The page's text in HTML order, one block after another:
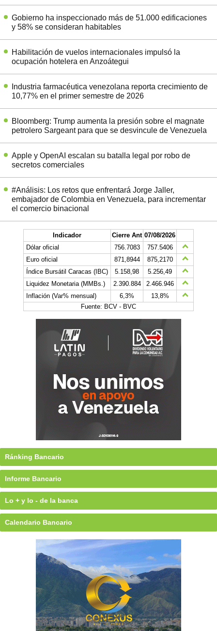
Gobierno ha inspeccionado más de 51.000 edificaciones
y 58% se consideran habitables
Habilitación de vuelos internacionales impulsó la
ocupación hotelera en Anzoátegui
Industria farmacéutica venezolana reporta crecimiento de
10,77% en el primer semestre de 2026
Bloomberg: Trump aumenta la presión sobre el magnate
petrolero Sargeant para que se desvincule de Venezuela
Apple y OpenAI escalan su batalla legal por robo de
secretos comerciales
#Análisis: Los retos que enfrentará Jorge Jaller,
embajador de Colombia en Venezuela, para incrementar
el comercio binacional
Indicador Cierre Ant 07/08/2026
Dólar oficial
756.7083
757.5406
Euro oficial
871,8944
875,2170
Índice Bursátil Caracas (IBC)
5.158,98
5.256,49
Liquidez Monetaria (MMBs.)
2.390.884
2.466.946
Inflación (Var% mensual)
6,3%
13,8%
Fuente: BCV - BVC
Ránking Bancario
Informe Bancario
Lo + y lo - de la banca
Calendario Bancario